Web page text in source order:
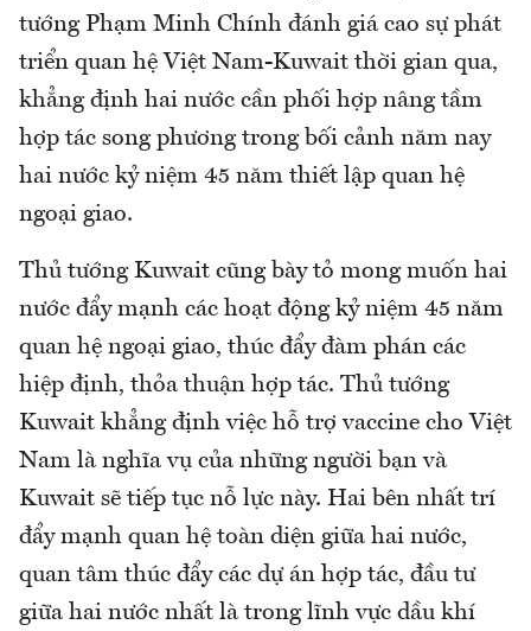
tướng Phạm Minh Chính đánh giá cao sự phát
triển quan hệ Việt Nam-Kuwait thời gian qua,
khẳng định hai nước cần phối hợp nâng tầm
hợp tác song phương trong bối cảnh năm nay
hai nước kỷ niệm 45 năm thiết lập quan hệ
ngoại giao.
Thủ tướng Kuwait cũng bày tỏ mong muốn hai
nước đẩy mạnh các hoạt động kỷ niệm 45 năm
quan hệ ngoại giao, thúc đẩy đàm phán các
hiệp định, thỏa thuận hợp tác. Thủ tướng
Kuwait khẳng định việc hỗ trợ vaccine cho Việt
Nam là nghĩa vụ của những người bạn và
Kuwait sẽ tiếp tục nỗ lực này. Hai bên nhất trí
đẩy mạnh quan hệ toàn diện giữa hai nước,
quan tâm thúc đẩy các dự án hợp tác, đầu tư
giữa hai nước nhất là trong lĩnh vực dầu khí